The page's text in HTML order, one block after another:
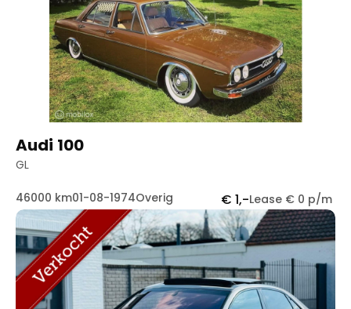
Contact
info@autowereldroyaal.nl
Openingstijden
Handgeschakeld 89 Automaat 82
Audi 100
GL
46000 km01-08-1974Overig € 1,-Lease € 0 p/m